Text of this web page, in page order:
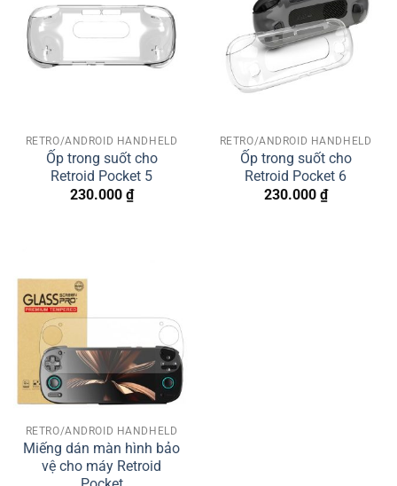
RETRO/ANDROID HANDHELD
Ốp trong suốt cho
Retroid Pocket 5
230.000 ₫
RETRO/ANDROID HANDHELD
Ốp trong suốt cho
Retroid Pocket 6
230.000 ₫
RETRO/ANDROID HANDHELD
Miếng dán màn hình bảo
vệ cho máy Retroid